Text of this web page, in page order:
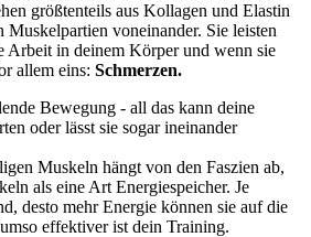
größtenteils aus Kollagen und Elastin
Muskelpartien voneinander. Sie leisten
Arbeit in deinem Körper und wenn sie
allem eins: Schmerzen.
Bewegung - all das kann deine
oder lässt sie sogar ineinander
Muskeln hängt von den Faszien ab,
als eine Art Energiespeicher. Je
desto mehr Energie können sie auf die
effektiver ist dein Training.